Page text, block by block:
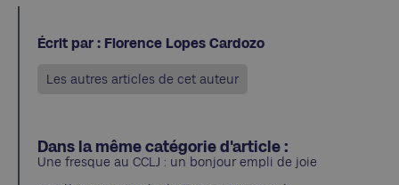
Écrit par : Florence Lopes Cardozo
Les autres articles de cet auteur
Dans la même catégorie d'article :
Une fresque au CCLJ : un bonjour empli de joie